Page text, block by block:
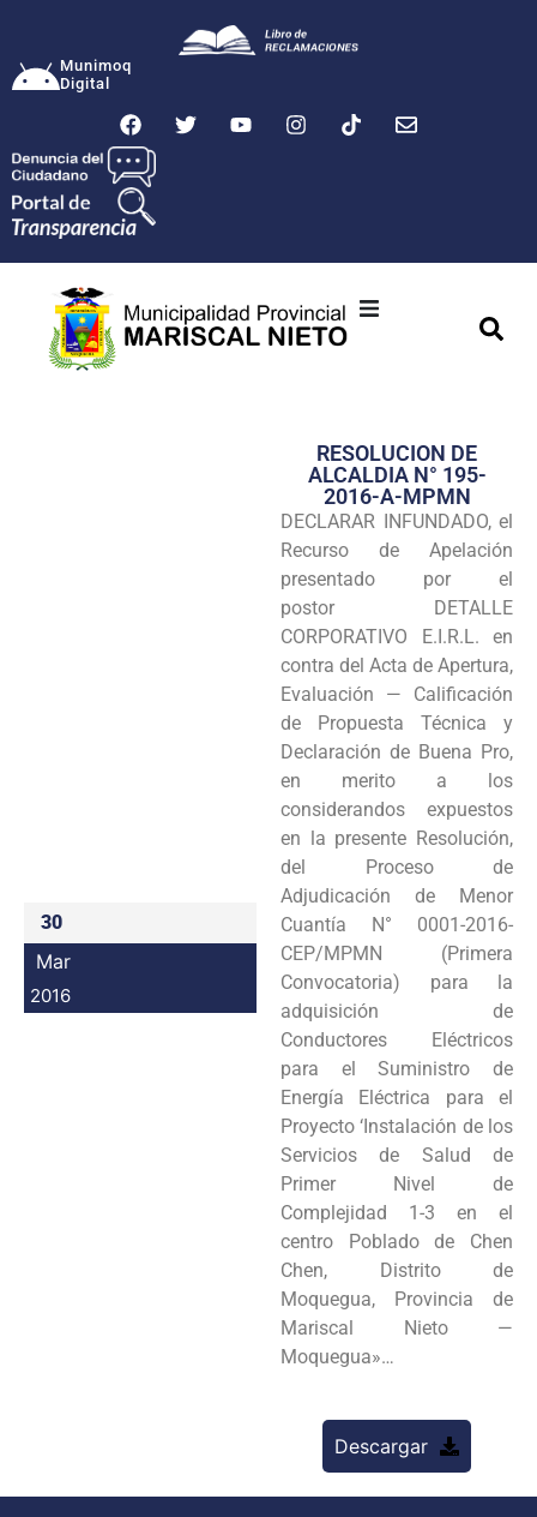
Munimoq
Digital
Transparencia
Seguridad
Programas
30
Mar
2016
RESOLUCION DE
ALCALDIA N° 195-
2016-A-MPMN
DECLARAR INFUNDADO, el
Recurso de Apelación
presentado por el
postor DETALLE
CORPORATIVO E.I.R.L. en
contra del Acta de Apertura,
Evaluación — Calificación
de Propuesta Técnica y
Declaración de Buena Pro,
en merito a los
considerandos expuestos
en la presente Resolución,
del Proceso de
Adjudicación de Menor
Cuantía N° 0001-2016-
CEP/MPMN (Primera
Convocatoria) para la
adquisición de
Conductores Eléctricos
para el Suministro de
Energía Eléctrica para el
Proyecto ‘Instalación de los
Servicios de Salud de
Primer Nivel de
Complejidad 1-3 en el
centro Poblado de Chen
Chen, Distrito de
Moquegua, Provincia de
Mariscal Nieto —
Moquegua»…
Descargar